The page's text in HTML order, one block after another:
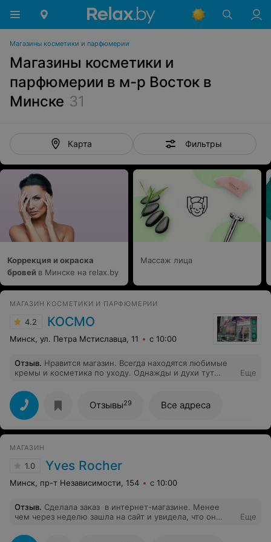
Магазины косметики и парфюмерии
Магазины косметики и
парфюмерии в м-р Восток в
Минске 31
Карта Фильтры
Коррекция и окраска
бровей в Минске на relax.by
Массаж лица
МАГАЗИН КОСМЕТИКИ И ПАРФЮМЕРИИ
4.2 КОСМО
Минск, ул. Петра Мстиславца, 11 с 10:00
Отзыв. Нравится магазин. Всегда находятся любимые
кремы и косметика по уходу. Однажды и духи тут
выбирать подарки подругам к праздникам.
Еще
Отзывы29 Все адреса
МАГАЗИН
1.0 Yves Rocher
Минск, пр-т Независимости, 154 с 10:00
Отзыв. Сделала заказ в интернет-магазине. Менее
чем через неделю зашла на сайт и увидела, что он
предупредил об этом, на почту уведомления не
Еще